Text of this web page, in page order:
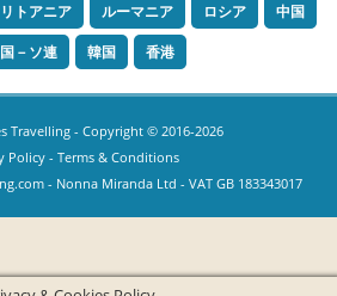
リトアニア ルーマニア ロシア
中国
－ソ連 韓国 香港
Travelling- Copyright © 2016-2026
Policy- Terms & Conditions
- Nonna Miranda Ltd - VAT GB 183343017